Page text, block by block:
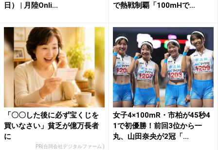
日） | 月陸Onli...
で熱戦制覇「100mHで...
「〇〇した後に必ず宝くじを
買いなさい」貧乏が億万長者
に
PR(合同会社デジタルファーム )
女子4×100mR・市柏が45秒4
1で初優勝！前回3位から一
丸、山田奈央が2冠「...